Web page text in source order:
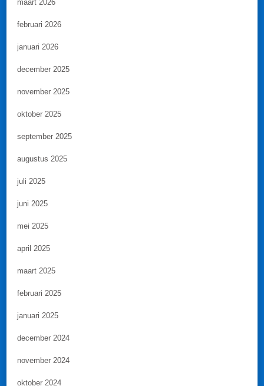
maart 2026
februari 2026
januari 2026
december 2025
november 2025
oktober 2025
september 2025
augustus 2025
juli 2025
juni 2025
mei 2025
april 2025
maart 2025
februari 2025
januari 2025
december 2024
november 2024
oktober 2024